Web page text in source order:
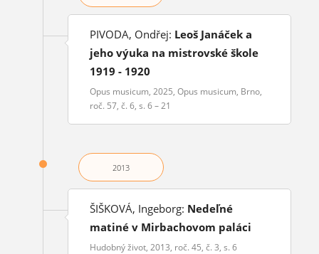
PIVODA, Ondřej: Leoš Janáček a
jeho výuka na mistrovské škole
1919 - 1920
Opus musicum, 2025, Opus musicum, Brno,
roč. 57, č. 6, s. 6 – 21
2013
ŠIŠKOVÁ, Ingeborg: Nedeľné
matiné v Mirbachovom paláci
Hudobný život, 2013, roč. 45, č. 3, s. 6